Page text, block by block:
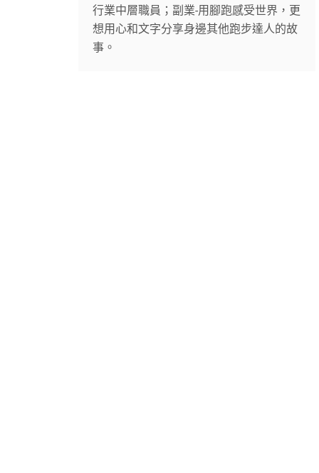
行業中層職員；副業-用腳跑感受世界，更
想用心和文字分享身邊其他跑步達人的故
事。